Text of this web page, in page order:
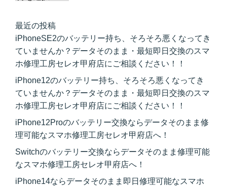
最近の投稿
iPhoneSE2のバッテリー持ち、そろそろ悪くなってき
ていませんか？データそのまま・最短即日交換のスマ
ホ修理工房セレオ甲府店にご相談ください！！
iPhone12のバッテリー持ち、そろそろ悪くなってき
ていませんか？データそのまま・最短即日交換のスマ
ホ修理工房セレオ甲府店にご相談ください！！
iPhone12Proのバッテリー交換ならデータそのまま修
理可能なスマホ修理工房セレオ甲府店へ！
Switchのバッテリー交換ならデータそのまま修理可能
なスマホ修理工房セレオ甲府店へ！
iPhone14ならデータそのまま即日修理可能なスマホ